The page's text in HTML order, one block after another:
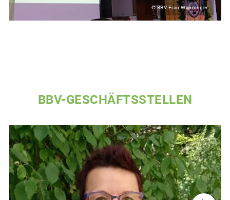
© BBV Frau Wanninger
BBV-GESCHÄFTSSTELLEN